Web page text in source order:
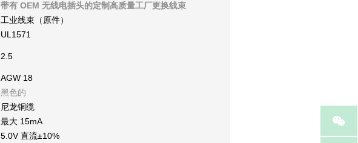
带有 OEM 无线电插头的定制高质量工厂更换线束
工业线束（原件）
UL1571
2.5
AGW 18
黑色的
尼龙铜缆
最大 15mA
5.0V 直流±10%
